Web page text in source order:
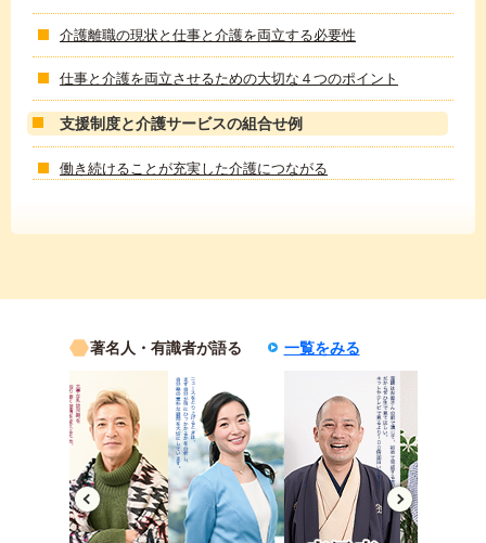
介護離職の現状と仕事と介護を両立する必要性
仕事と介護を両立させるための大切な４つのポイント
支援制度と介護サービスの組合せ例
働き続けることが充実した介護につながる
著名人・有識者が語る 一覧をみる